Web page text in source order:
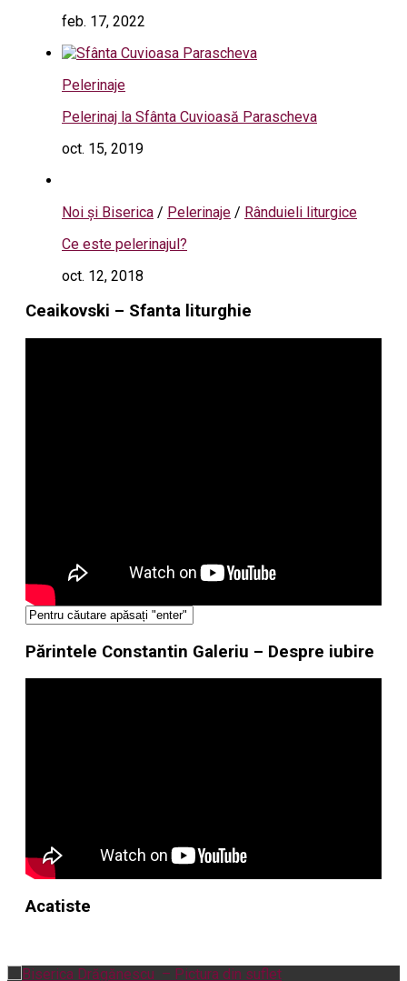
feb. 17, 2022
Pelerinaje
Pelerinaj la Sfânta Cuvioasă Parascheva
oct. 15, 2019
Noi și Biserica / Pelerinaje / Rânduieli liturgice
Ce este pelerinajul?
oct. 12, 2018
Ceaikovski – Sfanta liturghie
Părintele Constantin Galeriu – Despre iubire
Acatiste